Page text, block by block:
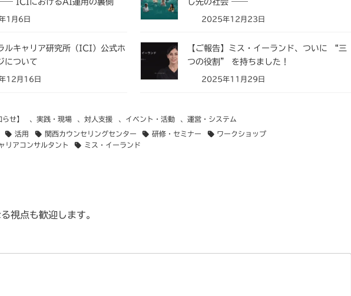
1月6日 2025年12月23日
ルキャリア研究所（ICI）公式ホ
について
12月16日
【ご報告】ミス・イーランド、ついに “三
つの役割” を持ちました！
2025年11月29日
らせ】 、 実践・現場 、対人支援 、 イベント・活動 、運営・システム
活用 関西カウンセリングセンター 研修・セミナー
ワークショップ
リアコンサルタント
ミス・イーランド
視点も歓迎します。